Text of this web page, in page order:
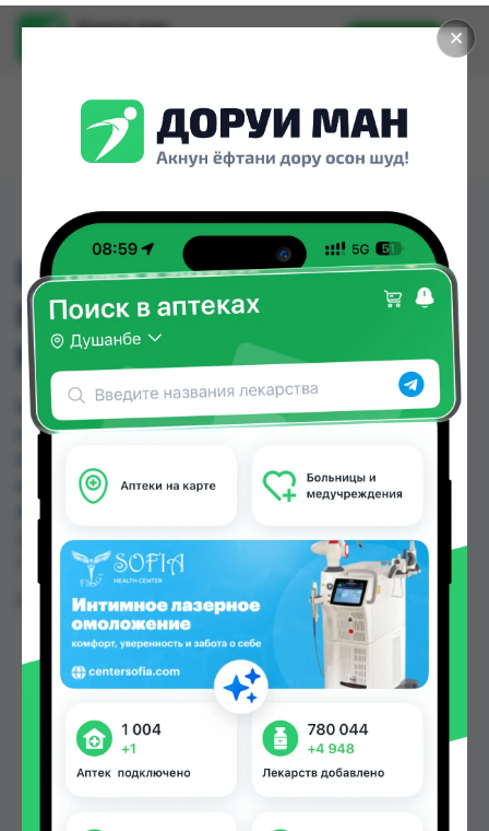
✕
Доруи ман
Установить
ВИТАМИН В
КОМПЛЕКС АМП 3МЛ
№10
ВИТАМИН В КОМПЛЕКС АМП 3МЛ №10 можно
купить или заказать в аптеках, Саховати
АХРОМ, Аптека Нур (Nur), Аптека Рахмат 2004,
240.00 TJS в Душанбе и других городах
Таджикистана
Цена: от0.60 TJS